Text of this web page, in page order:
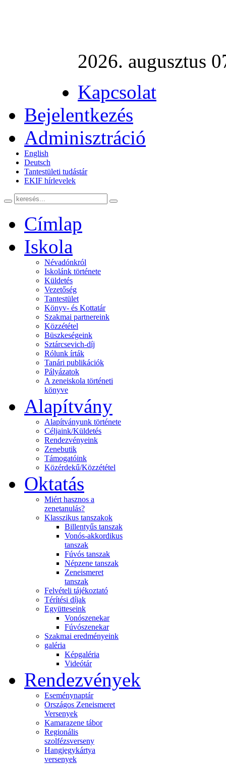
2026. augusztus
Kapcsolat
Bejelentkezés
Adminisztráció
English
Deutsch
Tantestületi tudástár
EKIF hírlevelek
Címlap
Iskola
Névadónkról
Iskolánk története
Küldetés
Vezetőség
Tantestület
Könyv- és Kottatár
Szakmai partnereink
Közzététel
Büszkeségeink
Sztárcsevich-díj
Rólunk írták
Tanári publikációk
Pályázatok
A zeneiskola történeti
könyve
Alapítvány
Alapítványunk története
Céljaink/Küldetés
Rendezvényeink
Zenebutik
Támogatóink
Közérdekű/Közzététel
Oktatás
Miért hasznos a
zenetanulás?
Klasszikus tanszakok
Billentyűs tanszak
Vonós-akkordikus
tanszak
Fúvós tanszak
Népzene tanszak
Zeneismeret
tanszak
Felvételi tájékoztató
Térítési díjak
Együtteseink
Vonószenekar
Fúvószenekar
Szakmai eredményeink
galéria
Képgaléria
Videótár
Rendezvények
Eseménynaptár
Országos Zeneismeret
Versenyek
Kamarazene tábor
Regionális
szolfézsverseny
Hangjegykártya
versenyek